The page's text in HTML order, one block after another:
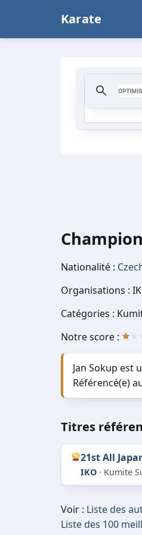
Karate
Nationalité :
Organisations :
Catégories :
Notre score :
Jan Sokup est
Référencé(e)
Titres
21st All
IKO · Kumite
Voir : Liste des
Liste des 100